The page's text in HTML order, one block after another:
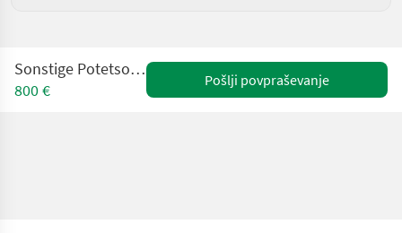
Sonstige Potetsorterer / Pakker
800 €
Pošlji povpraševanje